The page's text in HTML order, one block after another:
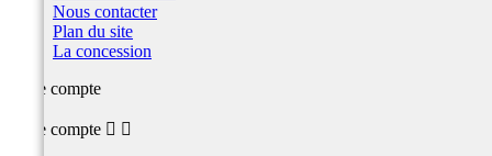
Nous contacter
Plan du site
La concession
Votre compte
Votre compte  